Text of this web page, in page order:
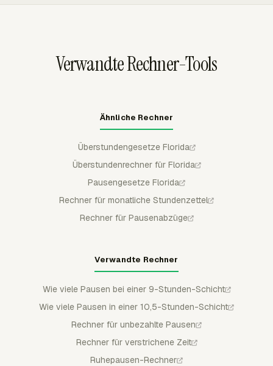
Verwandte Rechner-Tools
Ähnliche Rechner
Überstundengesetze Florida
Überstundenrechner für Florida
Pausengesetze Florida
Rechner für monatliche Stundenzettel
Rechner für Pausenabzüge
Verwandte Rechner
Wie viele Pausen bei einer 9-Stunden-Schicht
Wie viele Pausen in einer 10,5-Stunden-Schicht
Rechner für unbezahlte Pausen
Rechner für verstrichene Zeit
Ruhepausen-Rechner